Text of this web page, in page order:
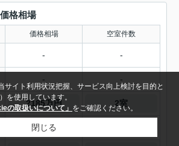
格相場
価格相場 空室件数
- -
- -
2185万円 2室
2584万円
サイト利用状況把握、サービス向上検討を目的と
を使用しています。
の取扱いについて」 をご確認ください。
閉じる